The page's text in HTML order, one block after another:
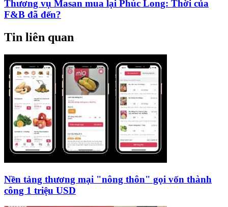
Thương vụ Masan mua lại Phúc Long: Thời của
F&B đã đến?
Tin liên quan
Nền tảng thương mại "nông thôn" gọi vốn thành
công 1 triệu USD